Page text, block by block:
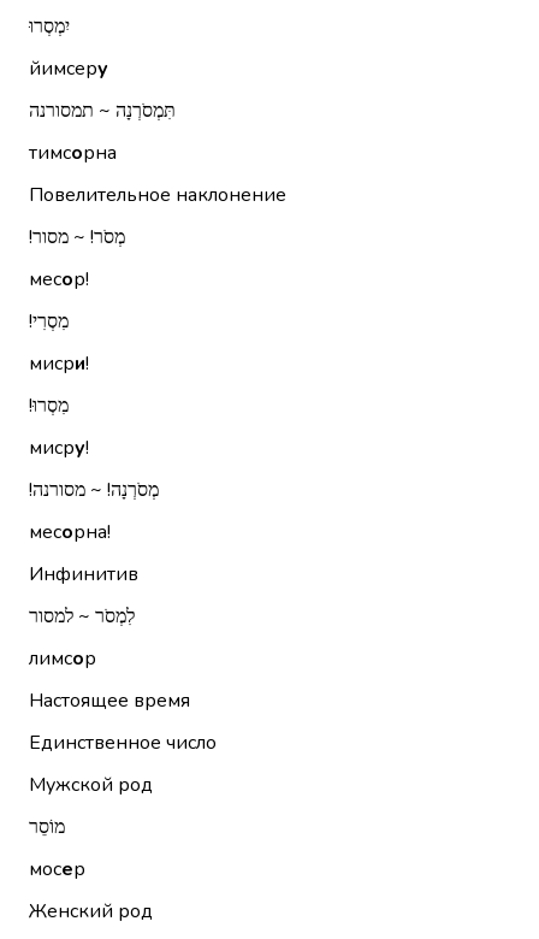
יִמְסְרוּ
йимсеру
תִּמְסֹרְנָה ~ תמסורנה
тимсорна
Повелительное наклонение
מְסֹר!‏ ~ מסור!‏
месор!
מִסְרִי!‏
мисри!
מִסְרוּ!‏
мисру!
מְסֹרְנָה!‏ ~ מסורנה!‏
месорна!
Инфинитив
לִמְסֹר ~ למסור
лимсор
Настоящее время
Единственное число
Мужской род
מוֹסֵר
мосер
Женский род